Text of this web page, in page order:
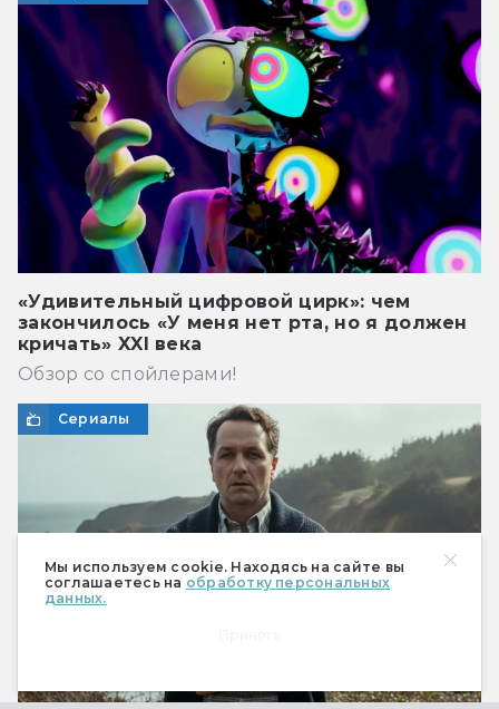
Мы используем cookie. Находясь на сайте вы
соглашаетесь на обработку персональных
данных.
«Удивительный цифровой цирк»: чем
закончилось «У меня нет рта, но я должен
кричать» XXI века
Обзор со спойлерами!
Сериалы